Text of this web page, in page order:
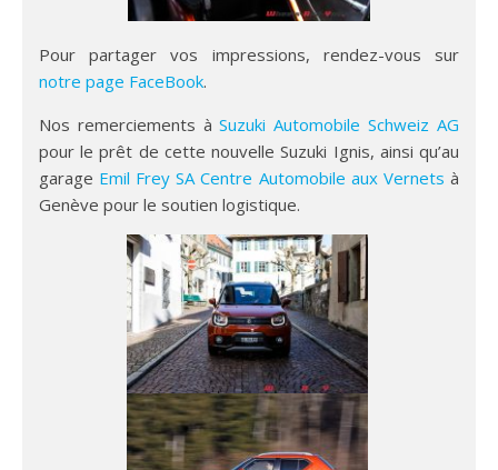
Pour partager vos impressions, rendez-vous sur
notre page FaceBook.
Nos remerciements àSuzuki Automobile Schweiz AG
pour le prêt de cette nouvelle Suzuki Ignis, ainsi qu’au
garage Emil Frey SA Centre Automobile aux Vernets à
Genève pour le soutien logistique.